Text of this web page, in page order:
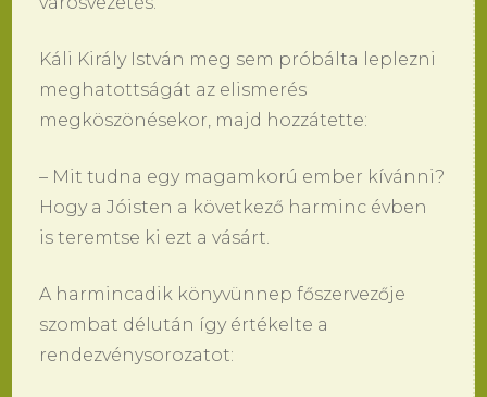
Káli Király István meg sem próbálta leplezni
meghatottságát az elismerés
megköszönésekor, majd hozzátette:
– Mit tudna egy magamkorú ember kívánni?
Hogy a Jóisten a következő harminc évben
is teremtse ki ezt a vásárt.
A harmincadik könyvünnep főszervezője
szombat délután így értékelte a
rendezvénysorozatot: